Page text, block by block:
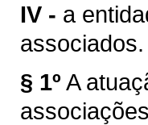
IV - a
associados.
§ 1º A